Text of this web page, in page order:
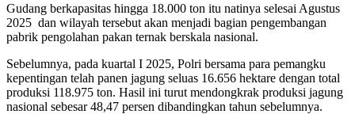
Gudang berkapasitas hingga 18.000 ton itu natinya selesai Agustus
2025 dan wilayah tersebut akan menjadi bagian pengembangan
pabrik pengolahan pakan ternak berskala nasional.
Sebelumnya, pada kuartal I 2025, Polri bersama para pemangku
kepentingan telah panen jagung seluas 16.656 hektare dengan total
produksi 118.975 ton. Hasil ini turut mendongkrak produksi jagung
nasional sebesar 48,47 persen dibandingkan tahun sebelumnya.